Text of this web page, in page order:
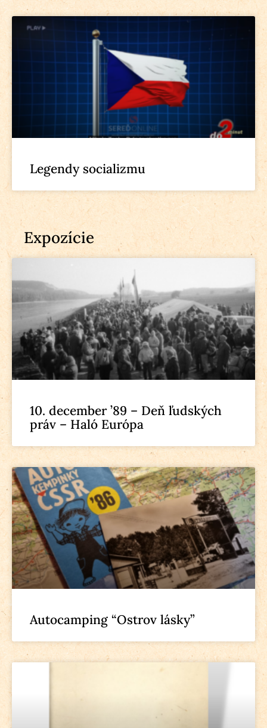
Legendy socializmu
Expozície
10. december ’89 – Deň ľudských
práv – Haló Európa
Autocamping “Ostrov lásky”